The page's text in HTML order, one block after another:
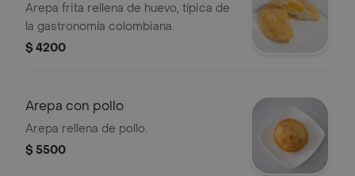
Arepa frita rellena de huevo, típica de
la gastronomía colombiana.
$ 4200
Arepa con pollo
Arepa rellena de pollo.
$ 5500